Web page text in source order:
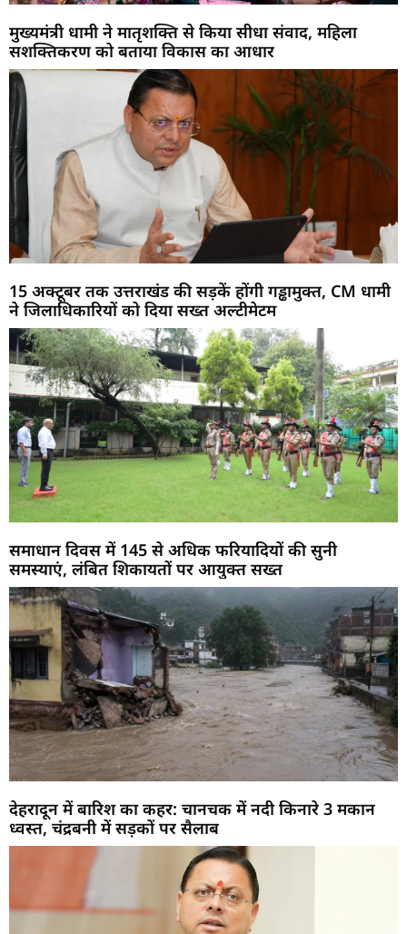
मुख्यमंत्री धामी ने मातृशक्ति से किया सीधा संवाद, महिला
सशक्तिकरण को बताया विकास का आधार
15 अक्टूबर तक उत्तराखंड की सड़कें होंगी गड्ढामुक्त, CM धामी
ने जिलाधिकारियों को दिया सख्त अल्टीमेटम
समाधान दिवस में 145 से अधिक फरियादियों की सुनी
समस्याएं, लंबित शिकायतों पर आयुक्त सख्त
देहरादून में बारिश का कहर: चानचक में नदी किनारे 3 मकान
ध्वस्त, चंद्रबनी में सड़कों पर सैलाब